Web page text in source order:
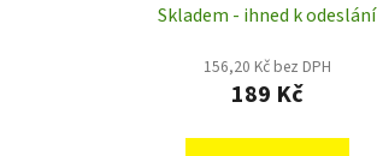
Skladem - ihned k odeslání
156,20 Kč bez DPH
189 Kč